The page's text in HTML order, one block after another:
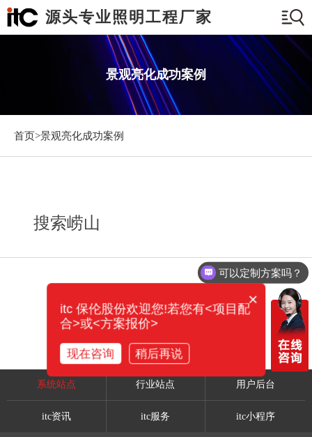
源头专业照明工程厂家
景观亮化成功案例
首页>景观亮化成功案例
搜索崂山
系统站点 行业站点 用户后台
itc资讯 itc服务 itc小程序
可以定制方案吗？
×
itc 保伦股份欢迎您!若您有<项目配
合>或<方案报价>
现在咨询 稍后再说